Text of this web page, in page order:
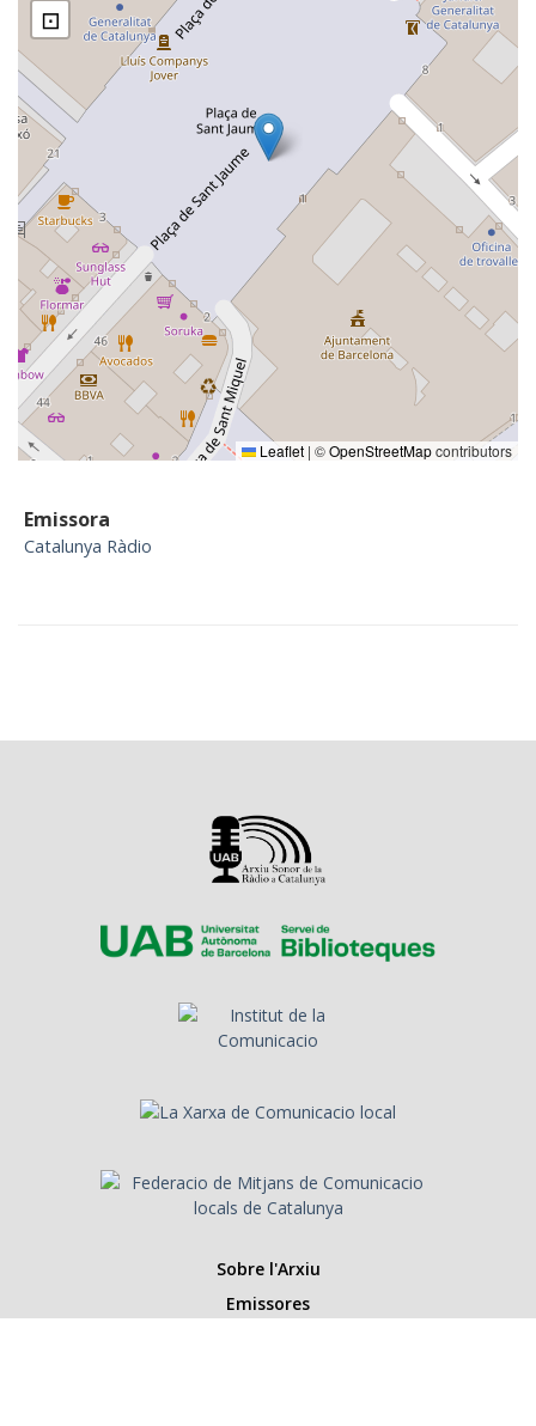
⊡
Leaflet | ©OpenStreetMapcontributors
Emissora
Catalunya Ràdio
Sobre l'Arxiu
Emissores